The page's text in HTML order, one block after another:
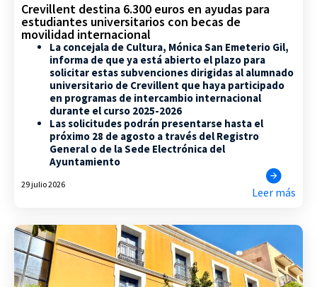
Crevillent destina 6.300 euros en ayudas para
estudiantes universitarios con becas de
movilidad internacional
La concejala de Cultura, Mónica San Emeterio Gil,
informa de que ya está abierto el plazo para
solicitar estas subvenciones dirigidas al alumnado
universitario de Crevillent que haya participado
en programas de intercambio internacional
durante el curso 2025-2026
Las solicitudes podrán presentarse hasta el
próximo 28 de agosto a través del Registro
General o de la Sede Electrónica del
Ayuntamiento
29 julio 2026
Leer más